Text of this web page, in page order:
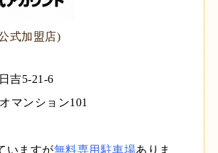
式加盟店)
吉5-21-6
マンション101
いますが無料専用駐車場ありま